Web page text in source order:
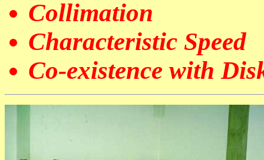
Collimation
Characteristic Speed
Co-existence with